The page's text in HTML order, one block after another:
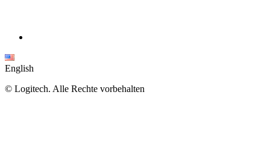
English
© Logitech. Alle Rechte vorbehalten